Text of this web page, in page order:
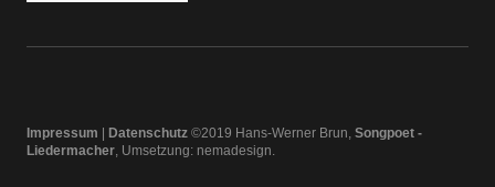
Impressum | Datenschutz©2019 Hans-Werner Brun,Songpoet -
Liedermacher, Umsetzung: nemadesign